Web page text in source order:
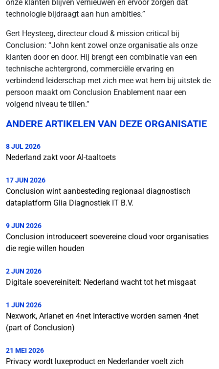
onze klanten blijven vernieuwen en ervoor zorgen dat
technologie bijdraagt aan hun ambities.”
Gert Heysteeg, directeur cloud & mission critical bij
Conclusion: “John kent zowel onze organisatie als onze
klanten door en door. Hij brengt een combinatie van een
technische achtergrond, commerciële ervaring en
verbindend leiderschap met zich mee wat hem bij uitstek de
persoon maakt om Conclusion Enablement naar een
volgend niveau te tillen.”
ANDERE ARTIKELEN VAN DEZE ORGANISATIE
8 JUL 2026
Nederland zakt voor AI-taaltoets
17 JUN 2026
Conclusion wint aanbesteding regionaal diagnostisch
dataplatform Glia Diagnostiek IT B.V.
9 JUN 2026
Conclusion introduceert soevereine cloud voor organisaties
die regie willen houden
2 JUN 2026
Digitale soevereiniteit: Nederland wacht tot het misgaat
1 JUN 2026
Nexwork, Arlanet en 4net Interactive worden samen 4net
(part of Conclusion)
21 MEI 2026
Privacy wordt luxeproduct en Nederlander voelt zich